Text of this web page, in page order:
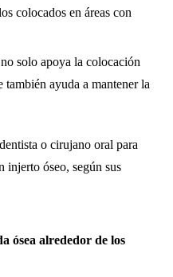
colocados en áreas con
solo apoya la colocación
ayuda a mantener la
o cirujano oral para
injerto óseo, según sus
ósea alrededor de los